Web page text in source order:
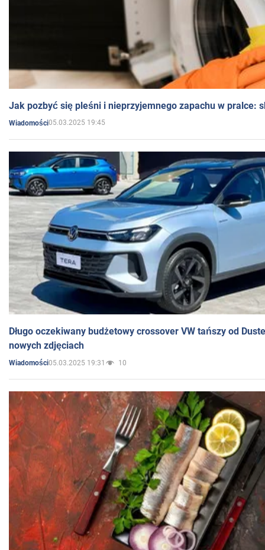
Jak pozbyć się pleśni i nieprzyjemnego zapachu w pralce:
Wiadomości05.03.2025 19:45
Długo oczekiwany budżetowy crossover VW tańszy od
nowych zdjęciach
Wiadomości05.03.2025 19:31 10